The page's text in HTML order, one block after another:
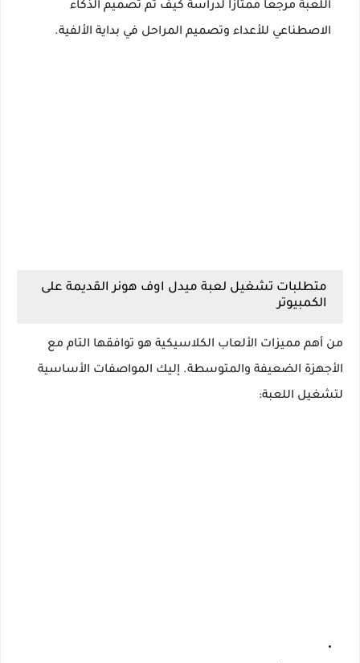
اللعبة مرجعاً ممتازاً لدراسة كيف تم تصميم الذكاء
الاصطناعي للأعداء وتصميم المراحل في بداية الألفية.
متطلبات تشغيل لعبة ميدل اوف هونر القديمة على
الكمبيوتر
من أهم مميزات الألعاب الكلاسيكية هو توافقها التام مع
الأجهزة الضعيفة والمتوسطة. إليك المواصفات الأساسية
لتشغيل اللعبة: